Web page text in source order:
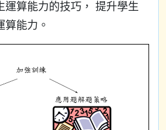
運算能力的技巧， 提升學生
算能力。